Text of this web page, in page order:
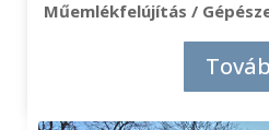
Műemlékfelújítás /